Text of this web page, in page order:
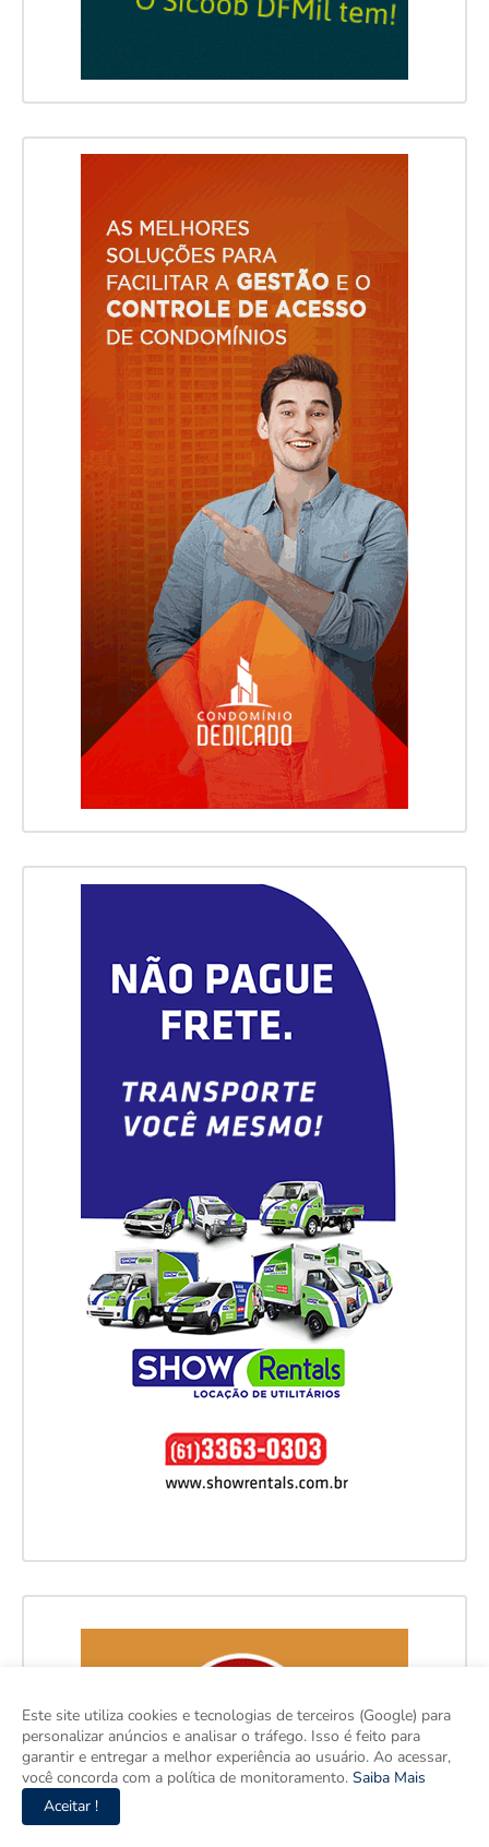
Este site utiliza cookies e tecnologias de terceiros (Google) para
personalizar anúncios e analisar o tráfego. Isso é feito para
garantir e entregar a melhor experiência ao usuário. Ao acessar,
você concorda com a política de monitoramento. Saiba Mais
Aceitar !